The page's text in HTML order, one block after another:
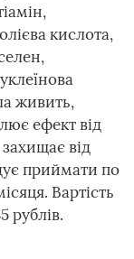
кислота,
живить,
ефект від
від
приймати по
Вартість
рублів.